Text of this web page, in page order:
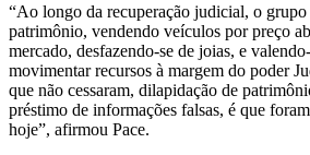
“Ao longo da recuperação judicial, o grupo
patrimônio, vendendo veículos por preço
mercado, desfazendo-se de joias, e
movimentar recursos à margem do poder
que não cessaram, dilapidação de
préstimo de informações falsas, é que
hoje”, afirmou Pace.